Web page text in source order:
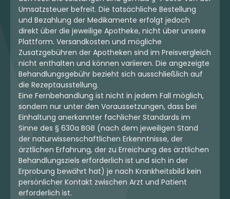
Umsatzsteuer befreit. Die tatsächliche Bestellung
und Bezahlung der Medikamente erfolgt jedoch
direkt über die jeweilige Apotheke, nicht über unsere
Plattform. Versandkosten und mögliche
Zusatzgebühren der Apotheken sind im Preisvergleich
nicht enthalten und können variieren. Die angezeigte
Behandlungsgebühr bezieht sich ausschließlich auf
die Rezeptausstellung.
Eine Fernbehandlung ist nicht in jedem Fall möglich,
sondern nur unter den Voraussetzungen, dass bei
Einhaltung anerkannter fachlicher Standards im
Sinne des § 630a BGB (nach dem jeweiligen Stand
der naturwissenschaftlichen Erkenntnisse, der
ärztlichen Erfahrung, der zu Erreichung des ärztlichen
Behandlungsziels erforderlich ist und sich in der
Erprobung bewährt hat) je nach Krankheitsbild kein
persönlicher Kontakt zwischen Arzt und Patient
erforderlich ist.